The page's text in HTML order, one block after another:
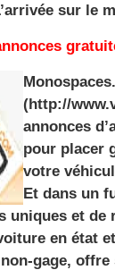
sur le
(http://
annonces
pour placer
votre
Et dans un
uniques et de
en état
gage,